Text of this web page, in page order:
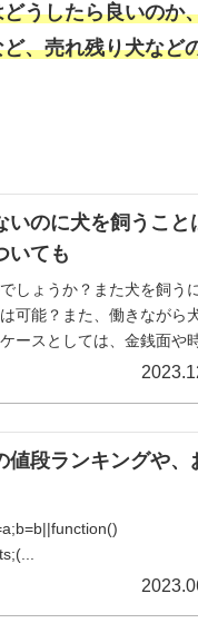
うしたら良いのか
、売れ残り犬など
いのに犬を飼うこと
いても
しょうか？また犬を飼う
可能？また、働きながら
ースとしては、金銭面や
値段ランキングや、